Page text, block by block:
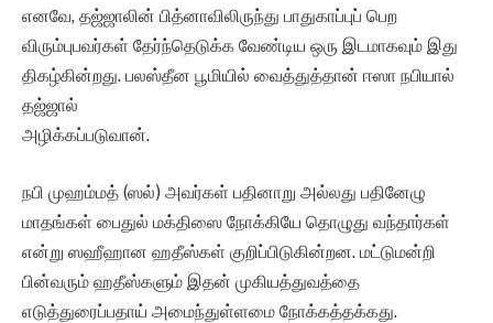
எனவே, தஜ்ஜாலின் பித்னாவிலிருந்து பாதுகாப்புப் பெற
விரும்புபவர்கள் தேர்ந்தெடுக்க வேண்டிய ஒரு இடமாகவும் இது
திகழ்கின்றது. பலஸ்தீன பூமியில் வைத்துத்தான் ஈஸா நபியால்
தஜ்ஜால்
அழிக்கப்படுவான்.
நபி முஹம்மத் (ஸல்) அவர்கள் பதினாறு அல்லது பதினேழு
மாதங்கள் பைதுல் மக்திஸை நோக்கியே தொழுது வந்தார்கள்
என்று ஸஹீஹான ஹதீஸ்கள் குறிப்பிடுகின்றன. மட்டுமன்றி
பின்வரும் ஹதீஸ்களும் இதன் முகியத்துவத்தை
எடுத்துரைப்பதாய் அமைந்துள்ளமை நோக்கத்தக்கது.